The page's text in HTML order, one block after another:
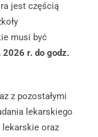
jest częścią
musi być
2026 r. do godz.
z pozostałymi
lekarskiego
lekarskie oraz